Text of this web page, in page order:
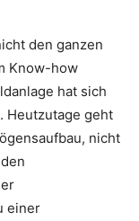
den ganzen
Know-how
hat sich
Heutzutage geht
nicht
einer